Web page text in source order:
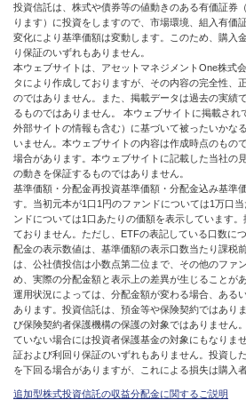
投資信託は、株式や債券等の値動きのある有価証券
ります）に投資をしますので、市場環境、組入有価
変化により基準価額は変動します。このため、購入
り保証のいずれもありません。
本ウェブサイトは、アセットマネジメントOne株式
タにより作成しておりますが、その内容の完全性、
のではありません。また、掲載データは過去の実績
るものではありません。 本ウェブサイトに掲載され
外部サイトの情報も含む）に基づいて被ったいかな
いません。本ウェブサイトの内容は作成時点のもの
場合があります。本ウェブサイトに記載した当社の
の動きを保証するものではありません。
基準価額・分配金再投資基準価額・分配金込み基準
す。当初元本が1口1円のファンドについては1万口
ンドについては1口あたりの価額を表示しています
ておりません。ただし、ETFの表記している口数に
配金の表示数値は、基準価額の表示口数当たり課税
は、公社債投信は小数点第二位まで、その他のファ
め、実際の分配金額と表示上の差異が生じることがあ
運用状況によっては、分配金額が変わる場合、ある
あります。投資信託は、預金等や保険契約ではあり
び保険契約者保護機構の保護の対象ではありません
ていない場合には投資者保護基金の対象にもなりま
証および利回り保証のいずれもありません。投資し
を下回る場合がありますが、これによる損失は購入
追加型株式投資信託の収益分配金に関するご説明